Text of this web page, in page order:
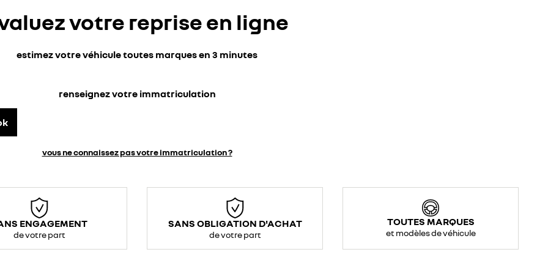
votre reprise en ligne
estimez votre véhicule toutes marques en 3 minutes
renseignez votre immatriculation
vous ne connaissez pas votre immatriculation ?
ENGAGEMENT
de votre part
SANS OBLIGATION D'ACHAT
de votre part
TOUTES MARQUES
et modèles de véhicule